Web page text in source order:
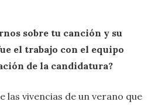
sobre tu canción y su
el trabajo con el equipo
de la candidatura?
las vivencias de un verano que